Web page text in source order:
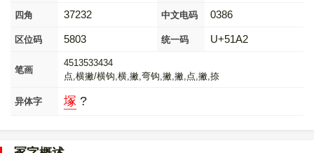
四角 37232 中文电码 0386
区位码 5803 统一码 U+51A2
笔画
4513533434
点,横撇/横钩,横,撇,弯钩,撇,撇,点,撇,捺
异体字 塚 ?